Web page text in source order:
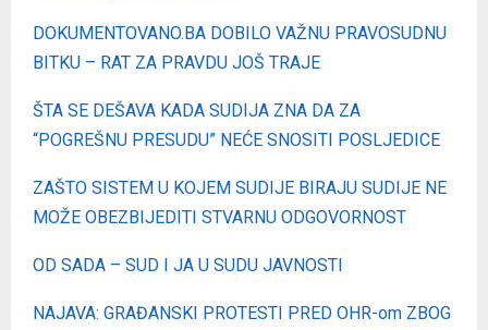
DOKUMENTOVANO.BA DOBILO VAŽNU PRAVOSUDNU
BITKU – RAT ZA PRAVDU JOŠ TRAJE
ŠTA SE DEŠAVA KADA SUDIJA ZNA DA ZA
“POGREŠNU PRESUDU” NEĆE SNOSITI POSLJEDICE
ZAŠTO SISTEM U KOJEM SUDIJE BIRAJU SUDIJE NE
MOŽE OBEZBIJEDITI STVARNU ODGOVORNOST
OD SADA – SUD I JA U SUDU JAVNOSTI
NAJAVA: GRAĐANSKI PROTESTI PRED OHR-om ZBOG